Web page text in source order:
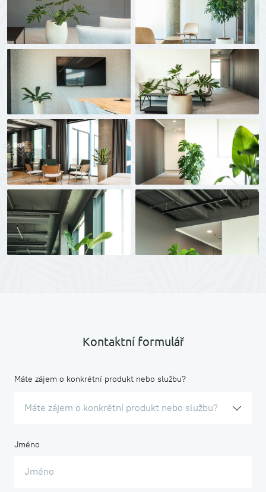
Kontaktní formulář
Máte zájem o konkrétní produkt nebo službu?
Máte zájem o konkrétní produkt nebo službu?
Jméno